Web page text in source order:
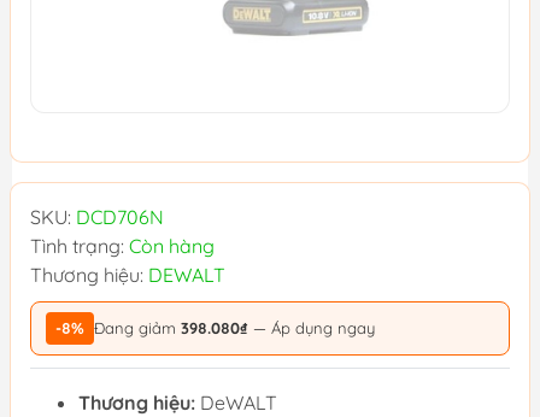
SKU: DCD706N
Tình trạng: Còn hàng
Thương hiệu: DEWALT
-8% Đang giảm 398.080₫ — Áp dụng ngay
Thương hiệu: DeWALT